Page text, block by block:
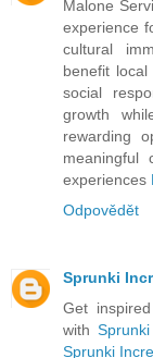
Malone
experience
cultural
benefit
social
growth
rewarding
meaningful
experiences
Odpovědět
Sprunki
Get
with
Sprunki